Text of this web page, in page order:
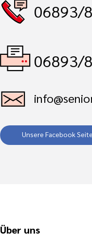
06893/
06893/
Unsere Facebook Seite
Über uns